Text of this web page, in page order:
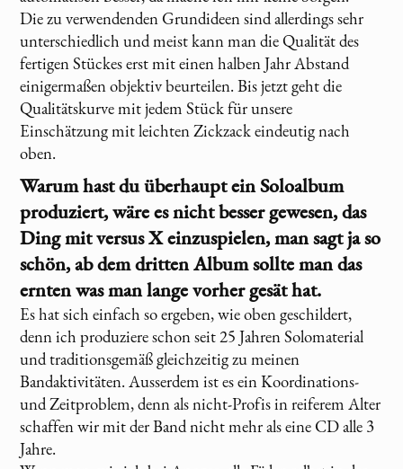
Die zu verwendenden Grundideen sind allerdings sehr
unterschiedlich und meist kann man die Qualität des
fertigen Stückes erst mit einen halben Jahr Abstand
einigermaßen objektiv beurteilen. Bis jetzt geht die
Qualitätskurve mit jedem Stück für unsere
Einschätzung mit leichten Zickzack eindeutig nach
oben.
Warum hast du überhaupt ein Soloalbum
produziert, wäre es nicht besser gewesen, das
Ding mitversus Xeinzuspielen, man sagt ja so
schön, ab dem dritten Album sollte man das
ernten was man lange vorher gesät hat.
Es hat sich einfach so ergeben, wie oben geschildert,
denn ich produziere schon seit 25 Jahren Solomaterial
und traditionsgemäß gleichzeitig zu meinen
Bandaktivitäten. Ausserdem ist es ein Koordinations-
und Zeitproblem, denn als nicht-Profis in reiferem Alter
schaffen wir mit der Band nicht mehr als eine CD alle 3
Jahre.